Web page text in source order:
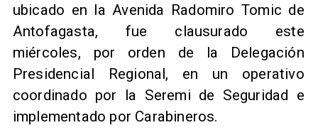
ubicado en la Avenida Radomiro Tomic de
Antofagasta, fue clausurado este
miércoles, por orden de la Delegación
Presidencial Regional, en un operativo
coordinado por la Seremi de Seguridad e
implementado por Carabineros.